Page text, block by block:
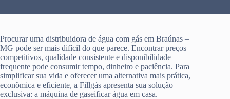
Procurar uma distribuidora de água com gás em Braúnas –
MG pode ser mais difícil do que parece. Encontrar preços
competitivos, qualidade consistente e disponibilidade
frequente pode consumir tempo, dinheiro e paciência. Para
simplificar sua vida e oferecer uma alternativa mais prática,
econômica e eficiente, a Fillgás apresenta sua solução
exclusiva: a máquina de gaseificar água em casa.